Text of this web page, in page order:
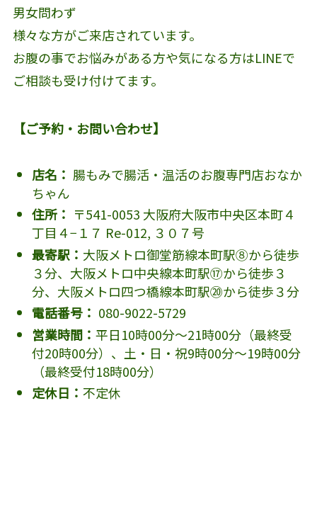
男女問わず
様々な方がご来店されています。
お腹の事でお悩みがある方や気になる方はLINEで
ご相談も受け付けてます。
【ご予約・お問い合わせ】
店名： 腸もみで腸活・温活のお腹専門店おなか
ちゃん
住所： 〒541-0053 大阪府大阪市中央区本町４
丁目４−１７ Re-012, ３０７号
最寄駅： 大阪メトロ御堂筋線本町駅⑧から徒歩
３分、大阪メトロ中央線本町駅⑰から徒歩３
分、大阪メトロ四つ橋線本町駅⑳から徒歩３分
電話番号： 080-9022-5729
営業時間： 平日10時00分～21時00分（最終受
付20時00分）、土・日・祝9時00分～19時00分
（最終受付18時00分）
定休日： 不定休